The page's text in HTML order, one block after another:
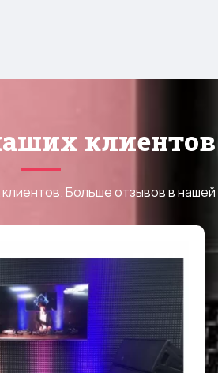
клиентов
Больше отзывов в нашей